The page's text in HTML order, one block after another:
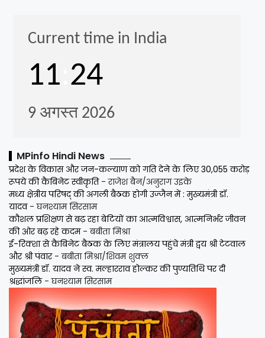
MPinfo Hindi News
प्रदेश के विकास और जन-कल्याण को गति देने के लिए 30,055 करोड़
रूपये की कैबिनेट स्वीकृति- राजेश बैन/अनुराग उइके
मध्य क्षेत्रीय परिषद् की अगली बैठक होगी उज्जैन में : मुख्यमंत्री डॉ.
यादव- घनश्याम सिरसाम
कौशल प्रशिक्षण से बढ़ रहा बेटियों का आत्मविश्वास, आत्मनिर्भर जीवन
की ओर बढ़ रहे कदम- बबीता मिश्रा
ई-रिक्शा से कैबिनेट बैठक के लिए मंत्रालय पहुंचे मंत्री द्वय श्री टेटवाल
और श्री पंवार- बबीता मिश्रा/शिवम शुक्ल
मुख्यमंत्री डॉ. यादव ने स्व. मल्हारराव होल्कर की पुण्यतिथि पर दी
श्रद्धांजलि- घनश्याम सिरसाम